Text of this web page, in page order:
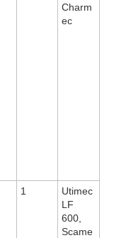
Charm
ec
1
Utimec
LF
600,
Scame